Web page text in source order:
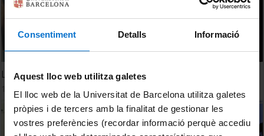
Consentiment Detalls Informació
Aquest lloc web utilitza galetes
El lloc web de la Universitat de Barcelona utilitza galetes
pròpies i de tercers amb la finalitat de gestionar les
vostres preferències (recordar informació perquè accediu
La Fira d’Empreses de ciències i enginyeries surt al carrer
19 April, 2024